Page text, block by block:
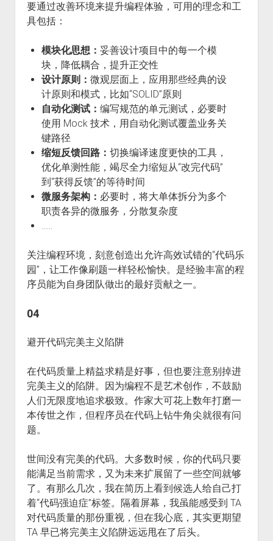
要通过改善环境来提升编程体验，可用的理念和工
具包括：
模块化思想： 妥善设计项目中的每一个模
块，降低耦合，提升正交性
设计原则： 微观层面上，应用那些经典的设
计原则和模式，比如“SOLID”原则
自动化测试： 编写规范的单元测试，必要时
使用 Mock 技术，用自动化测试覆盖业务关
键路径
缩短反馈回路： 切换编译速度更快的工具，
优化单测性能，竭尽全力缩短从“改完代码”
到“获得反馈”的等待时间
微服务架构： 必要时，将大单体拆分为多个
职责各异的微服务，分散复杂度
……
关注编程环境，刻意创造出允许高效试错的“代码乐
园”，让工作像刷题一样轻松愉快。是经验丰富的程
序员能为自身团队做出的最好贡献之一。
04
避开代码完美主义陷阱
在代码质量上精益求精是好事，但也要注意别掉进
完美主义的陷阱。因为编程不是艺术创作，不鼓励
人们无限度地追求极致。作家大可花上数年打磨一
本传世之作，但程序员在代码上钻牛角尖就很有问
题。
世间没有完美的代码。大多数时候，你的代码只要
能满足当前需求，又为未来扩展留了一些空间就够
了。有那么几次，我在简历上看到候选人给自己打
着“代码强迫症”标签。隔着屏幕，我虽能感受到 TA
对代码质量的那份重视，但在我心底，其实更期望
TA 早已将完美主义陷阱远远甩在了后头。